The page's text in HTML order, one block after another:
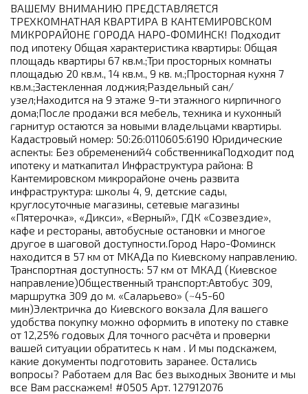
ВАШЕМУ ВНИМАНИЮ ПРЕДСТАВЛЯЕТСЯ
ТРЕХКОМНАТНАЯ КВАРТИРА В КАНТЕМИРОВСКОМ
МИКРОРАЙОНЕ ГОРОДА НАРО-ФОМИНСК! Подходит
под ипотеку Общая характеристика квартиры: Общая
площадь квартиры 67 кв.м.;Три просторных комнаты
площадью 20 кв.м., 14 кв.м., 9 кв. м.;Просторная кухня 7
кв.м.;Застекленная лоджия;Раздельный сан/
узел;Находится на 9 этаже 9-ти этажного кирпичного
дома;После продажи вся мебель, техника и кухонный
гарнитур остаются за новыми владельцами квартиры.
Кадастровый номер: 50:26:0110605:6190 Юридические
аспекты: Без обременений4 собственникаПодходит под
ипотеку и маткапитал Инфраструктура района: В
Кантемировском микрорайоне очень развита
инфраструктура: школы 4, 9, детские сады,
круглосуточные магазины, сетевые магазины
«Пятерочка», «Дикси», «Верный», ГДК «Созвездие»,
кафе и рестораны, автобусные остановки и многое
другое в шаговой доступности.Город Наро-Фоминск
находится в 57 км от МКАДа по Киевскому направлению.
Транспортная доступность: 57 км от МКАД (Киевское
направление)Общественный транспорт:Автобус 309,
маршрутка 309 до м. «Саларьево» (~45-60
мин)Электричка до Киевского вокзала Для вашего
удобства покупку можно оформить в ипотеку по ставке
от 12,25% годовых Для точного расчёта и проверки
вашей ситуации обратитесь к нам . И мы подскажем,
какие документы подготовить заранее. Остались
вопросы? Работаем для Вас без выходных Звоните и мы
все Вам расскажем! #0505 Арт. 127912076